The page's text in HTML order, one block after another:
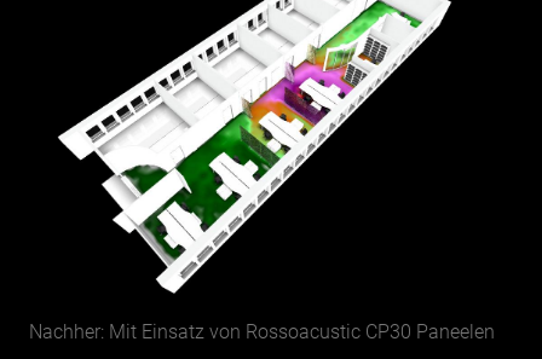
Nachher: Mit Einsatz von Rossoacustic CP30 Paneelen